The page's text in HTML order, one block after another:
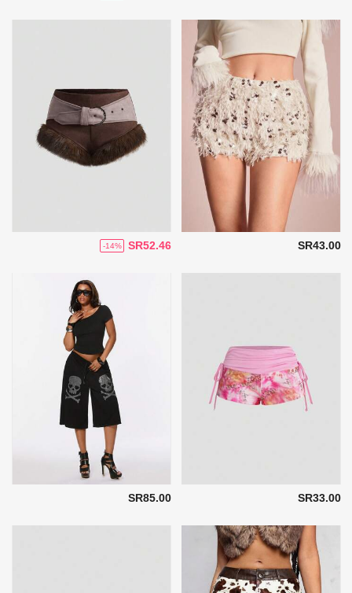
SR43.00
SR52.46
-14%
SR33.00
SR85.00